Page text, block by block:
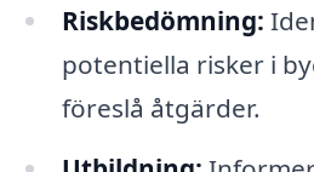
Riskbedömning:
potentiella risker i
föreslå åtgärder.